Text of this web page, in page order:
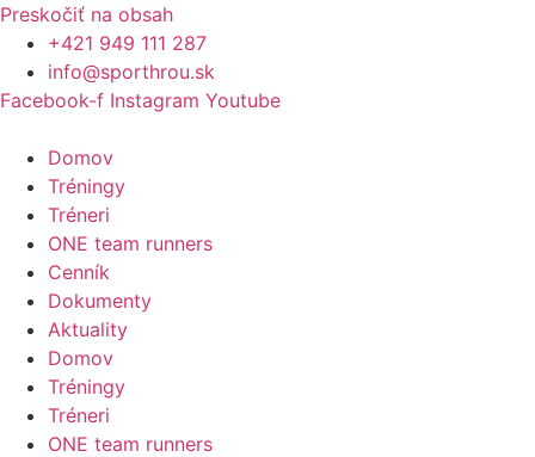
Preskočiť na obsah
+421 949 111 287
info@sporthrou.sk
Facebook-f Instagram Youtube
Domov
Tréningy
Tréneri
ONE team runners
Cenník
Dokumenty
Aktuality
Domov
Tréningy
Tréneri
ONE team runners